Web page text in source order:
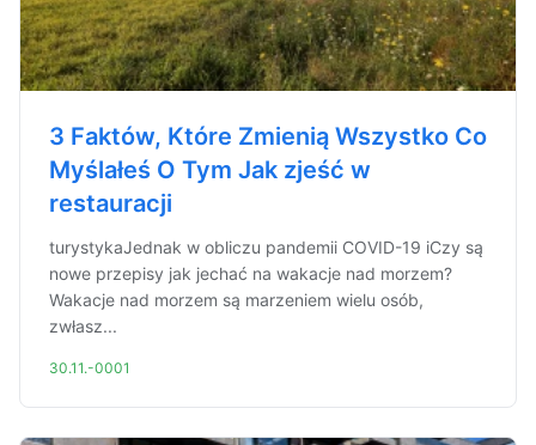
3 Faktów, Które Zmienią Wszystko Co
Myślałeś O Tym Jak zjeść w
restauracji
turystykaJednak w obliczu pandemii COVID-19 iCzy są
nowe przepisy jak jechać na wakacje nad morzem?
Wakacje nad morzem są marzeniem wielu osób,
zwłasz...
30.11.-0001